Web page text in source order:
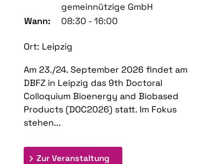
gemeinnützige GmbH
Wann:
08:30 - 16:00
Ort: Leipzig
Am 23./24. September 2026 findet am
DBFZ in Leipzig das 9th Doctoral
Colloquium Bioenergy and Biobased
Products (DOC2026) statt. Im Fokus
stehen...
Zur Veranstaltung